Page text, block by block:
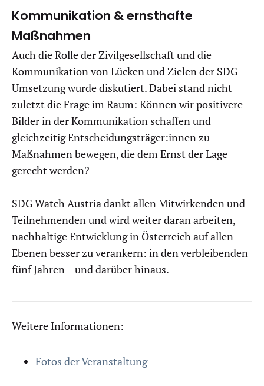
Kommunikation & ernsthafte
Maßnahmen
Auch die Rolle der Zivilgesellschaft und die
Kommunikation von Lücken und Zielen der SDG-
Umsetzung wurde diskutiert. Dabei stand nicht
zuletzt die Frage im Raum: Können wir positivere
Bilder in der Kommunikation schaffen und
gleichzeitig Entscheidungsträger:innen zu
Maßnahmen bewegen, die dem Ernst der Lage
gerecht werden?
SDG Watch Austria dankt allen Mitwirkenden und
Teilnehmenden und wird weiter daran arbeiten,
nachhaltige Entwicklung in Österreich auf allen
Ebenen besser zu verankern: in den verbleibenden
fünf Jahren – und darüber hinaus.
Weitere Informationen:
Fotos der Veranstaltung